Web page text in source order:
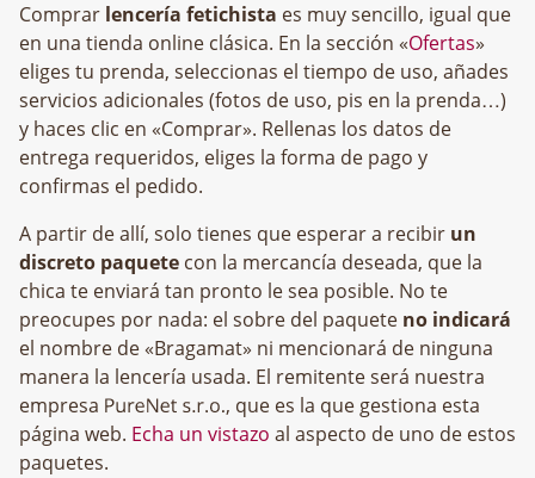
Comprar lencería fetichista es muy sencillo, igual que
en una tienda online clásica. En la sección «Ofertas»
eliges tu prenda, seleccionas el tiempo de uso, añades
servicios adicionales (fotos de uso, pis en la prenda…)
y haces clic en «Comprar». Rellenas los datos de
entrega requeridos, eliges la forma de pago y
confirmas el pedido.
A partir de allí, solo tienes que esperar a recibir un
discreto paquete con la mercancía deseada, que la
chica te enviará tan pronto le sea posible. No te
preocupes por nada: el sobre del paquete no indicará
el nombre de «Bragamat» ni mencionará de ninguna
manera la lencería usada. El remitente será nuestra
empresa
, que es la que gestiona esta
página web. Echa un vistazo al aspecto de uno de estos
paquetes.